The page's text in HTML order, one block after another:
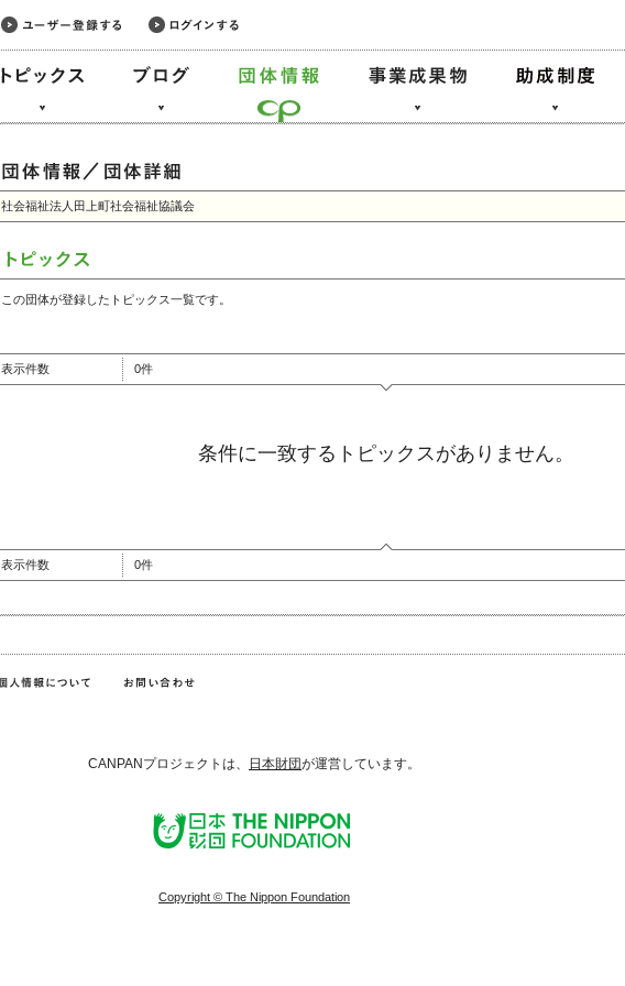
社会福祉法人田上町社会福祉協議会
この団体が登録したトピックス一覧です。
表示件数 0件
条件に一致するトピックスがありません。
表示件数 0件
CANPANプロジェクトは、 日本財団が運営しています。
Copyright © The Nippon Foundation